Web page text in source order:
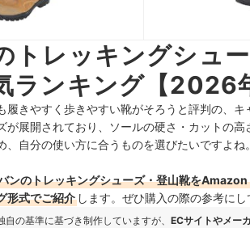
トレッキングシュ
ランキング【2026
履きやすく歩きやすい靴がそろうと評判の、キ
が展開されており、ソールの硬さ・カットの
自分の使い方に合うものを選びたいですよね。
ンのトレッキングシューズ・登山靴を
形式でご紹介 します。ぜひ購入の際の参考にし
の基準に基づき制作していますが、 ECサイトやメー